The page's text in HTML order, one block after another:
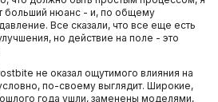
больший нюанс - и, по общему
Все сказали, что все еще есть
но действие на поле - это
не оказал ощутимого влияния на
по-своему выглядит. Широкие,
года ушли, заменены моделями,